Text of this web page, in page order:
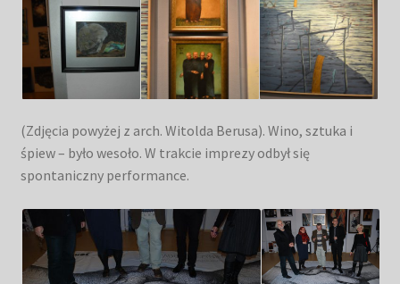
(Zdjęcia powyżej z arch. Witolda Berusa). Wino, sztuka i
śpiew – było wesoło. W trakcie imprezy odbył się
spontaniczny performance.